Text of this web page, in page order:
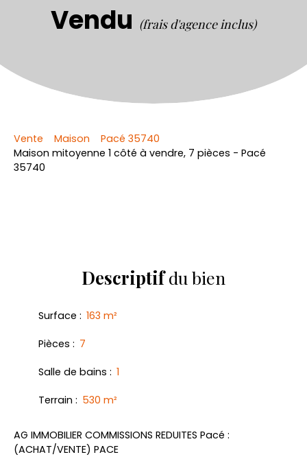
Vendu (frais d'agence inclus)
Vente Maison
Pacé 35740
Maison mitoyenne 1 côté à vendre, 7 pièces - Pacé
35740
Descriptifdu bien
Surface : 163 m²
Pièces : 7
Salle de bains : 1
Terrain : 530 m²
AG IMMOBILIER COMMISSIONS REDUITES Pacé :
(ACHAT/VENTE) PACE